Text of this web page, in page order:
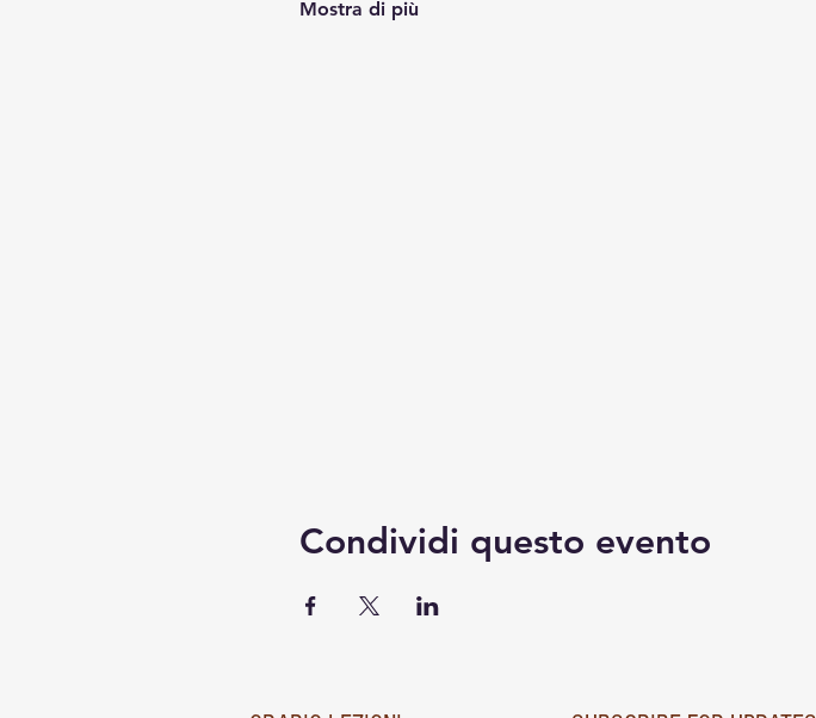
Mostra di più
Condividi questo evento